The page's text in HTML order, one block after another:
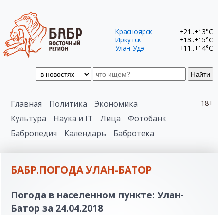
Найти
Красноярск
+21..+13°C
Иркутск
+13..+15°C
Улан-Удэ
+11..+14°C
18+
Главная Политика
Экономика
Культура
Наука и IT Лица
Фотобанк
Бабропедия
Календарь Бабротека
БАБР.ПОГОДА УЛАН-БАТОР
Погода в населенном пункте: Улан-
Батор за 24.04.2018